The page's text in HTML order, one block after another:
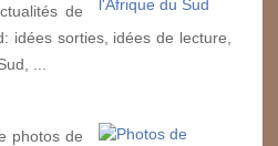
de
idées sorties, idées de lecture,
...
photos de